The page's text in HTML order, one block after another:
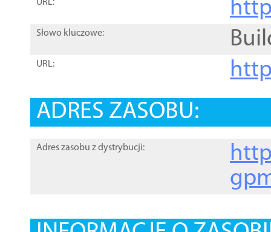
URL:
Słowo kluczowe:
URL:
ADRES ZASOBU:
Adres zasobu z dystrybucji: